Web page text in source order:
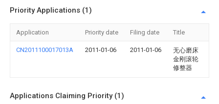
Priority Applications (1)
Application Priority date Filing date Title
CN2011100017013A 2011-01-06 2011-01-06
无心磨床
金刚滚轮
修整器
Applications Claiming Priority (1)